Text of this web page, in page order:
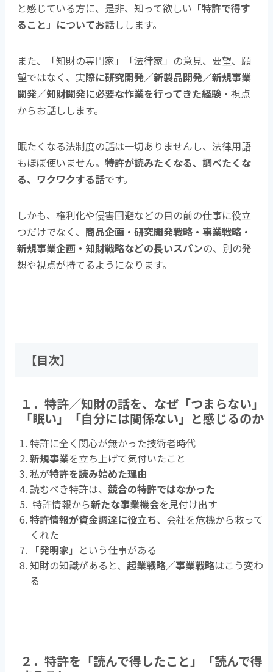
と感じている方に、是非、知って欲しい「特許で得す
ること」についてお話しします。
また、「知財の専門家」「法律家」の意見、要望、願
望ではなく、実際に研究開発／新製品開発／新規事業
開発／知財開発に必要な作業を行ってきた経験 ・視点
からお話しします。
眠たくなる法制度の話は一切ありませんし、法律用語
もほぼ使いません。特許が読みたくなる、調べたくな
る、ワクワクする話です。
しかも、権利化や侵害回避などの目の前の仕事に役立
つだけでなく、 商品企画・研究開発戦略・事業戦略・
新規事業企画・知財戦略などの長いスパンの、別の発
想や視点が持てるようになります。
【目次】
１．特許／知財の話を、なぜ「つまらない」
「眠い」「自分には関係ない」と感じるのか
特許に全く関心が無かった技術者時代
新規事業を立ち上げて気付いたこと
私が特許を読み始めた理由
読むべき特許は、 競合の特許ではなかった
特許情報から新たな事業機会を見付け出す
特許情報が資金調達に役立ち、会社を危機から救って
くれた
「発明家」という仕事がある
知財の知識があると、 起業戦略／事業戦略はこう変わ
る
２．特許を「読んで得したこと」「読んで得